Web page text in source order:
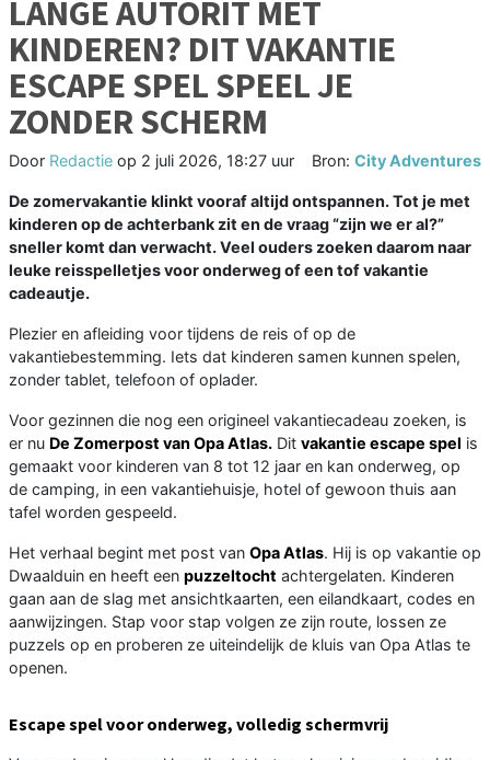
LANGE AUTORIT MET
KINDEREN? DIT VAKANTIE
ESCAPE SPEL SPEEL JE
ZONDER SCHERM
Door Redactie op 2 juli 2026, 18:27 uur Bron: City Adventures
De zomervakantie klinkt vooraf altijd ontspannen. Tot je met
kinderen op de achterbank zit en de vraag “zijn we er al?”
sneller komt dan verwacht. Veel ouders zoeken daarom naar
leuke reisspelletjes voor onderweg of een tof vakantie
cadeautje.
Plezier en afleiding voor tijdens de reis of op de
vakantiebestemming. Iets dat kinderen samen kunnen spelen,
zonder tablet, telefoon of oplader.
Voor gezinnen die nog een origineel vakantiecadeau zoeken, is
er nu De Zomerpost van Opa Atlas. Dit vakantie escape spel is
gemaakt voor kinderen van 8 tot 12 jaar en kan onderweg, op
de camping, in een vakantiehuisje, hotel of gewoon thuis aan
tafel worden gespeeld.
Het verhaal begint met post van Opa Atlas. Hij is op vakantie op
Dwaalduin en heeft een puzzeltocht achtergelaten. Kinderen
gaan aan de slag met ansichtkaarten, een eilandkaart, codes en
aanwijzingen. Stap voor stap volgen ze zijn route, lossen ze
puzzels op en proberen ze uiteindelijk de kluis van Opa Atlas te
openen.
Escape spel voor onderweg, volledig schermvrij